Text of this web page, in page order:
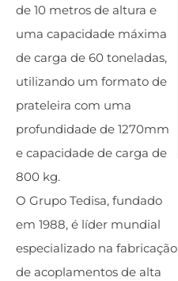
de 10 metros de altura e
uma capacidade máxima
de carga de 60 toneladas,
utilizando um formato de
prateleira com uma
profundidade de 1270mm
e capacidade de carga de
800 kg.
O Grupo Tedisa, fundado
em 1988, é líder mundial
especializado na fabricação
de acoplamentos de alta